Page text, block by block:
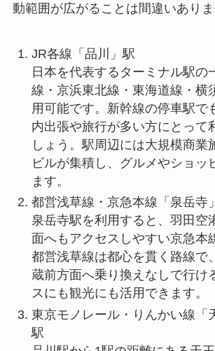
動範囲が広がることは間違いありま
JR各線「品川」駅
日本を代表するターミナル駅の
線・京浜東北線・東海道線・横
用可能です。新幹線の停車駅で
内出張や旅行が多い方にとって
しょう。駅周辺には大規模商業
ビルが集積し、グルメやショッ
ます。
都営浅草線・京急本線「泉岳寺
泉岳寺駅を利用すると、羽田空
面へもアクセスしやすい京急本
都営浅草線は都心を貫く路線で
蔵前方面へ乗り換えなしで行け
スにも観光にも活用できます。
東京モノレール・りんかい線「
駅